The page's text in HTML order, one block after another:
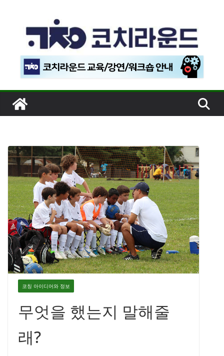
너
기
코칭 아이디어와 정보
무엇을 했는지 말해줄
래?